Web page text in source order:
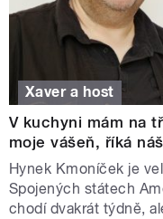
Xaver a host
V kuchyni mám na
moje vášeň, říká
Hynek Kmoníček je
Spojených státech
chodí dvakrát týdně,